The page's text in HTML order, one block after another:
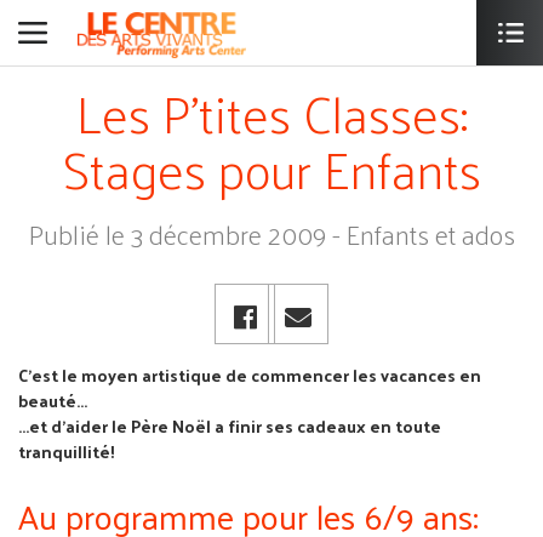
Les P'tites Classes:
Stages pour Enfants
Publié le 3 décembre 2009 - Enfants et ados
C'est le moyen artistique de commencer les vacances en
beauté...
...et d'aider le Père Noël a finir ses cadeaux en toute
tranquillité!
Au programme pour les 6/9 ans: